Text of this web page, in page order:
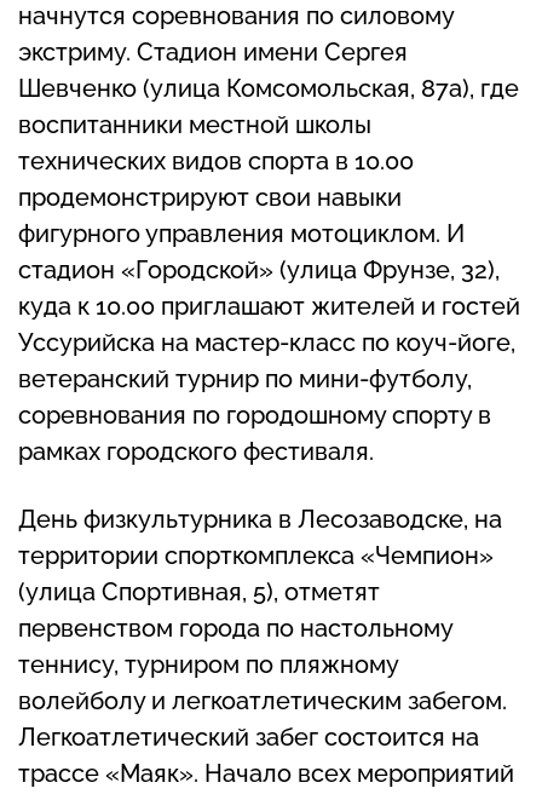
начнутся соревнования по силовому
экстриму. Стадион имени Сергея
Шевченко (улица Комсомольская, 87а), где
воспитанники местной школы
технических видов спорта в 10.00
продемонстрируют свои навыки
фигурного управления мотоциклом. И
стадион «Городской» (улица Фрунзе, 32),
куда к 10.00 приглашают жителей и гостей
Уссурийска на мастер-класс по коуч-йоге,
ветеранский турнир по мини-футболу,
соревнования по городошному спорту в
рамках городского фестиваля.
День физкультурника в Лесозаводске, на
территории спорткомплекса «Чемпион»
(улица Спортивная, 5), отметят
первенством города по настольному
теннису, турниром по пляжному
волейболу и легкоатлетическим забегом.
Легкоатлетический забег состоится на
трассе «Маяк». Начало всех мероприятий